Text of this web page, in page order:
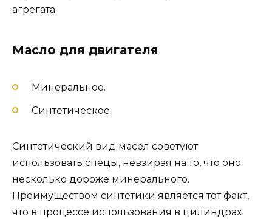
агрегата.
Масло для двигателя
Минеральное.
Синтетическое.
Синтетический вид масел советуют
использовать спецы, невзирая на то, что оно
несколько дороже минерального.
Преимуществом синтетики является тот факт,
что в процессе использования в цилиндрах